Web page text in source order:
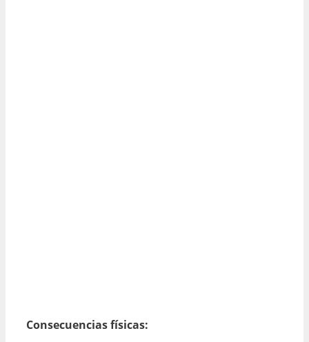
Consecuencias físicas: